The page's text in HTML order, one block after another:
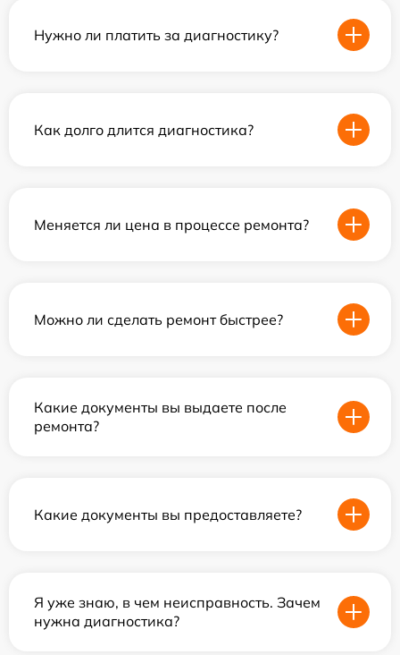
Нужно ли платить за диагностику?
Как долго длится диагностика?
Меняется ли цена в процессе ремонта?
Можно ли сделать ремонт быстрее?
Какие документы вы выдаете после
ремонта?
Какие документы вы предоставляете?
Я уже знаю, в чем неисправность. Зачем
нужна диагностика?